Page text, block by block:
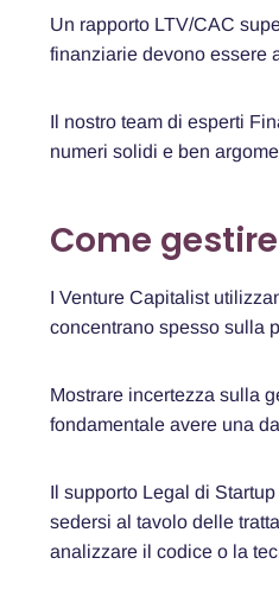
Un rapporto LTV/CAC
finanziarie devono essere
Il nostro team di esperti
numeri solidi e ben
Come
I Venture Capitalist
concentrano spesso sulla
Mostrare incertezza sulla
fondamentale avere una
Il supporto Legal di
sedersi al tavolo delle
analizzare il codice o la